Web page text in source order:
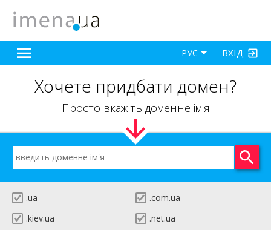
ВХІД
РУС
Хочете придбати домен?
Просто вкажіть доменне ім'я
.ua
.com.ua
.kiev.ua
.net.ua